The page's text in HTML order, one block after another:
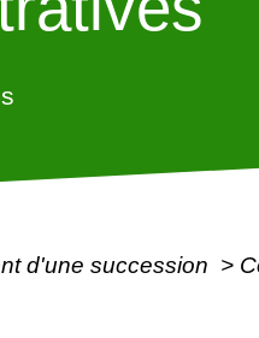
d'une succession >